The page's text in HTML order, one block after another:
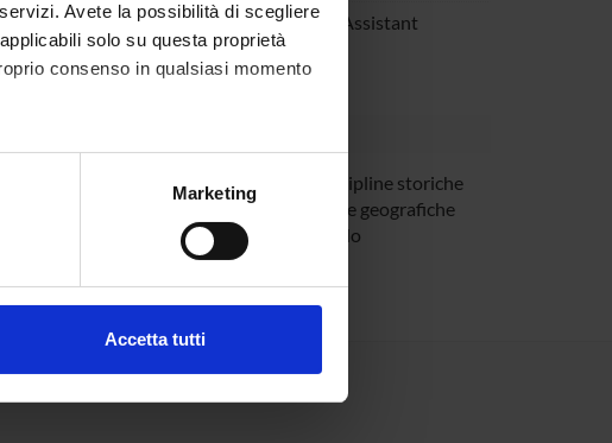
Avete la possibilità di scegliere
solo su questa proprietà
consenso in qualsiasi momento
di qualche metro,Marketing
Accetta tutti
Sandra Vantini Teaching Assistant
univr Discipline storiche
artistiche e geografiche
dottorando